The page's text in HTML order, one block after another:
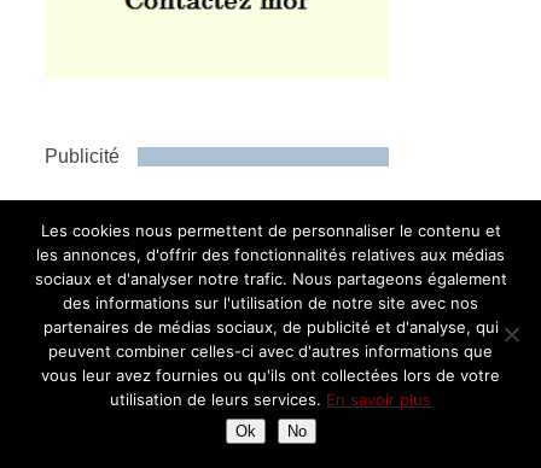
Publicité
Les cookies nous permettent de personnaliser le contenu et
les annonces, d'offrir des fonctionnalités relatives aux médias
sociaux et d'analyser notre trafic. Nous partageons également
des informations sur l'utilisation de notre site avec nos
partenaires de médias sociaux, de publicité et d'analyse, qui
peuvent combiner celles-ci avec d'autres informations que
vous leur avez fournies ou qu'ils ont collectées lors de votre
utilisation de leurs services. En savoir plus
Ok No